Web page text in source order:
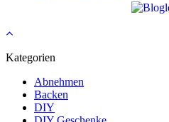
Kategorien
Abnehmen
Backen
DIY